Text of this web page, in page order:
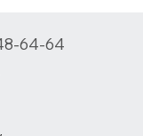
64-64